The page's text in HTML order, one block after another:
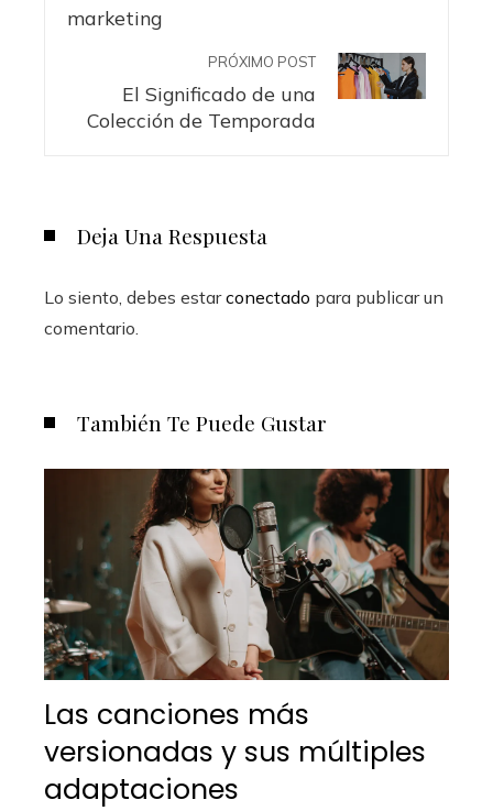
PRÓXIMO POST
El Significado de una
Colección de Temporada
Deja Una Respuesta
Lo siento, debes estarconectado para publicar un
comentario.
También Te Puede Gustar
Las canciones más
versionadas y sus múltiples
adaptaciones